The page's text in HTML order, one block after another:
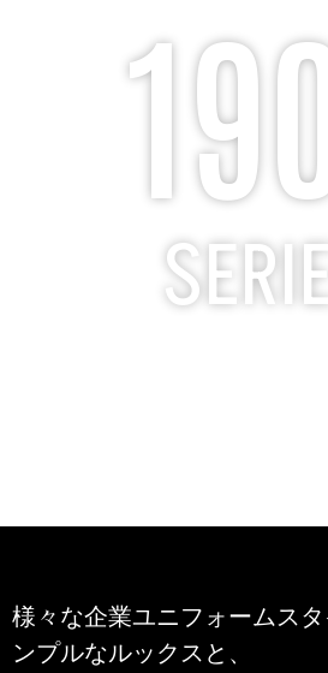
様々な企業ユニフォームス
ンプルなルックスと、